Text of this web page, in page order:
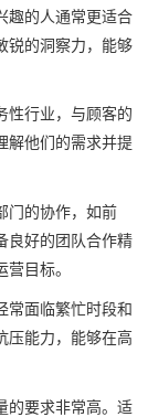
趣的人通常更适合
锐的洞察力，能够
行业，与顾客的
解他们的需求并提
门的协作，如前
良好的团队合作精
目标。
面临繁忙时段和
压能力，能够在高
的要求非常高。适